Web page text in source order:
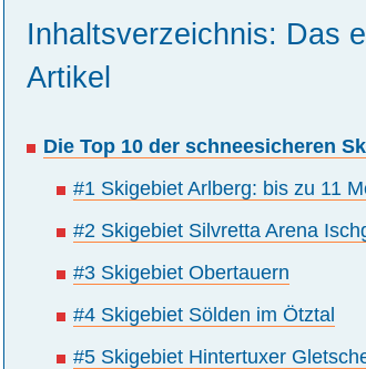
Inhaltsverzeichnis: Das
Artikel
Die Top 10 der schneesicheren
#1 Skigebiet Arlberg: bis zu 11
#2 Skigebiet Silvretta Arena
#3 Skigebiet Obertauern
#4 Skigebiet Sölden im Ötztal
#5 Skigebiet Hintertuxer